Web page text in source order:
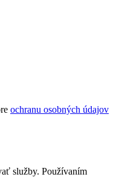
ochranu osobných údajov
služby. Používaním